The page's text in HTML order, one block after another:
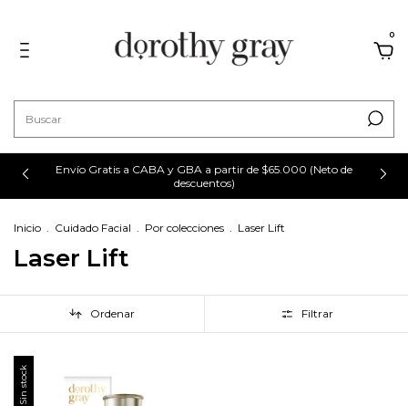
0
Envío Gratis a CABA y GBA a partir de $65.000 (Neto de
descuentos)
Inicio . Cuidado Facial . Por colecciones . Laser Lift
Laser Lift
Ordenar Filtrar
Sin stock